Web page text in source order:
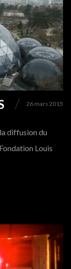
26 mars 2015
diffusion du
Louis